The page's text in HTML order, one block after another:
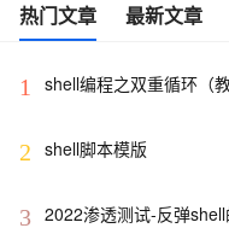
热门文章 最新文章
1 shell编程之双重循环（
2 shell脚本模版
3 2022渗透测试-反弹